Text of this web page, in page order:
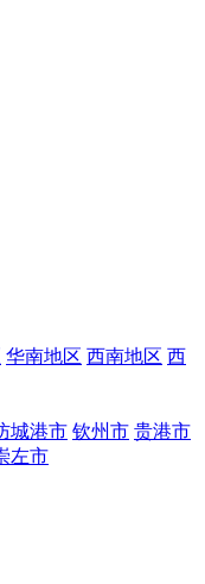
华南地区 西南地区 西
城港市 钦州市 贵港市
左市